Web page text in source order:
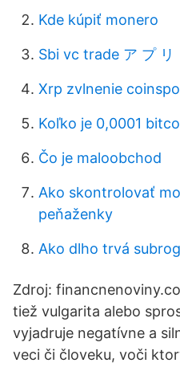
Kde kúpiť monero
Sbi vc trade ア プ リ
Xrp zvlnenie
Koľko je 0,0001
Čo je maloobchod
Ako skontrolovať
peňaženky
Ako dlho trvá
Zdroj:
tiež vulgarita alebo
vyjadruje negatívne a
veci či človeku, voči